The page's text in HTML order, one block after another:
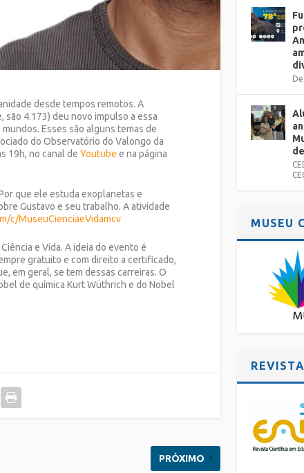
desde tempos remotos. A
4.173) deu novo impulso a essa
Esses são alguns temas de
do Observatório do Valongo da
19h, no canal deYoutube e na página
que ele estuda exoplanetas e
Gustavo e seu trabalho. A atividade
c/MuseuCienciaeVidamcv
e Vida. A ideia do evento é
gratuito e com direito a certificado,
em geral, se tem dessas carreiras. O
de química Kurt Wüthrich e do Nobel
PRÓXIMO
MUSEU